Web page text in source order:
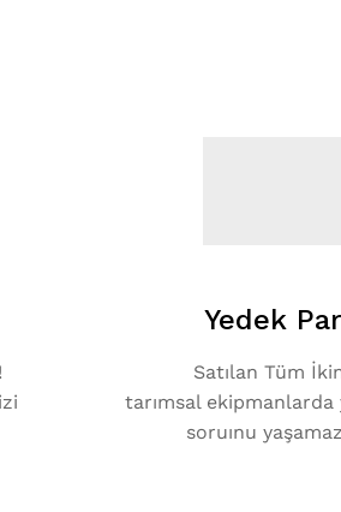
Yedek
Satılan Tüm
tarımsal ekipmanlarda
soruınu